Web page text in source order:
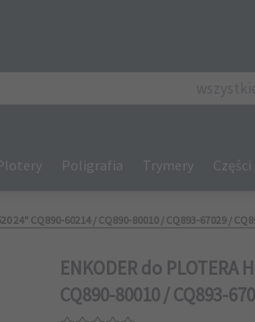
Poligrafia Trymery Części
24" CQ890-60214 / CQ890-80010 / CQ893-67029 /
ENKODER do PLOTERA
CQ890-80010 / CQ893-